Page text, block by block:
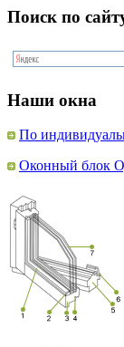
Поиск по
Наши окна
По
Оконный блок